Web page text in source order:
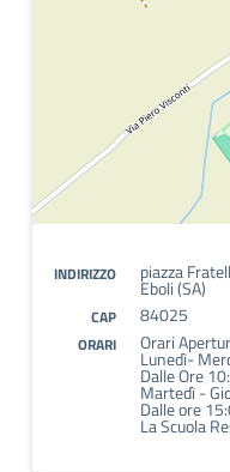
INDIRIZZO piazza
Eboli (SA)
CAP 84025
ORARI Orari
Lunedì-
Dalle Ore
Martedì -
Dalle ore
La Scuola